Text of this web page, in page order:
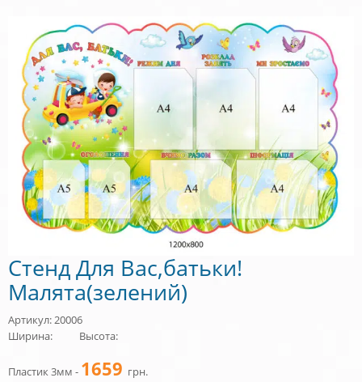
Стенд Для Вас,батьки!
Малята(зелений)
Артикул: 20006
Ширина:
Высота:
Пластик 3мм - 1659 грн.